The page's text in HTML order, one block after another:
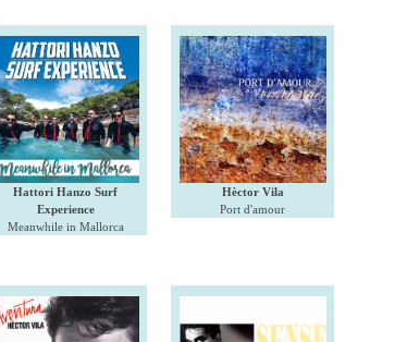
Hattori Hanzo Surf
Experience
Meanwhile in Mallorca
Hèctor Vila
Port d'amour